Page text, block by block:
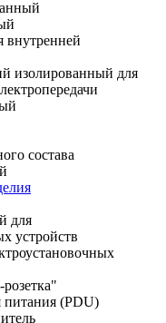
внутренней
изолированный для
состава
для
устройств
питания (PDU)